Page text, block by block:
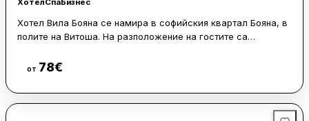
Хотел Вила Бояна се намира в софийския квартал Бояна, в
полите на Витоша. На разположение на гостите са
принадлежности, минибар и телевизор. До хотела има
ресторант, който предлага италианска и българска кухня.
от 78€